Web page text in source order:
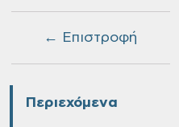
← Επιστροφή
Περιεχόμενα